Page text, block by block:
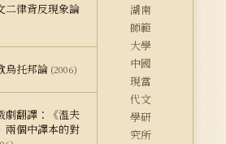
二律背反現象論
烏托邦論 (2006)
劇翻譯：《溫夫
兩個中譯本的對
湖南
師範
大學
中國
現當
代文
學研
究所